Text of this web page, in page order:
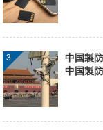
中国製
中国製